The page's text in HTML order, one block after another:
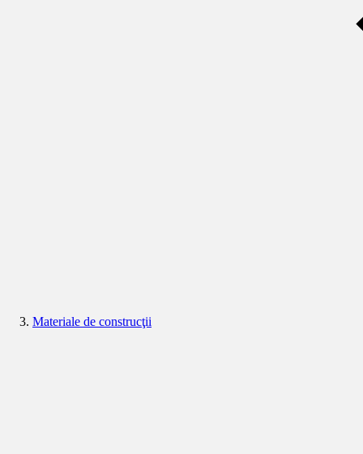
Materiale de construcţii